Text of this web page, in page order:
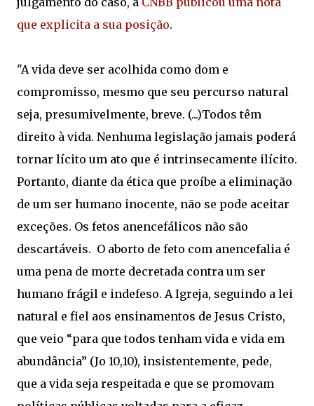
que explicita a sua posição.
"A vida deve ser acolhida como dom e
compromisso, mesmo que seu percurso natural
seja, presumivelmente, breve. (...)Todos têm
direito à vida. Nenhuma legislação jamais poderá
tornar lícito um ato que é intrinsecamente ilícito.
Portanto, diante da ética que proíbe a eliminação
de um ser humano inocente, não se pode aceitar
exceções. Os fetos anencefálicos não são
descartáveis. O aborto de feto com anencefalia é
uma pena de morte decretada contra um ser
humano frágil e indefeso. A Igreja, seguindo a lei
natural e fiel aos ensinamentos de Jesus Cristo,
que veio “para que todos tenham vida e vida em
abundância” (Jo 10,10), insistentemente, pede,
que a vida seja respeitada e que se promovam